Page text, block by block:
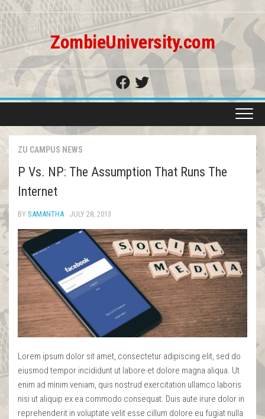
Skip
to
content
ZombieUniversity.com
ZU CAMPUS NEWS
P Vs. NP: The Assumption That Runs The
Internet
BY SAMANTHA · JULY 28, 2013
Lorem ipsum dolor sit amet, consectetur adipiscing elit, sed do
eiusmod tempor incididunt ut labore et dolore magna aliqua. Ut
enim ad minim veniam, quis nostrud exercitation ullamco laboris
nisi ut aliquip ex ea commodo consequat. Duis aute irure dolor in
reprehenderit in voluptate velit esse cillum dolore eu fugiat nulla